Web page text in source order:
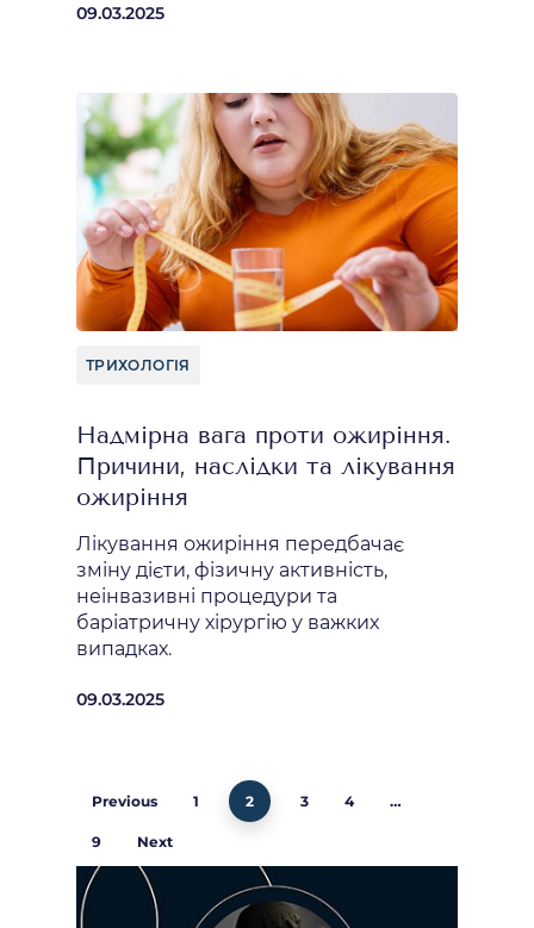
09.03.2025
ТРИХОЛОГІЯ
Надмірна вага проти ожиріння.
Причини, наслідки та лікування
ожиріння
Лікування ожиріння передбачає
зміну дієти, фізичну активність,
неінвазивні процедури та
баріатричну хірургію у важких
випадках.
09.03.2025
Previous 1 2 3 4 …
9 Next